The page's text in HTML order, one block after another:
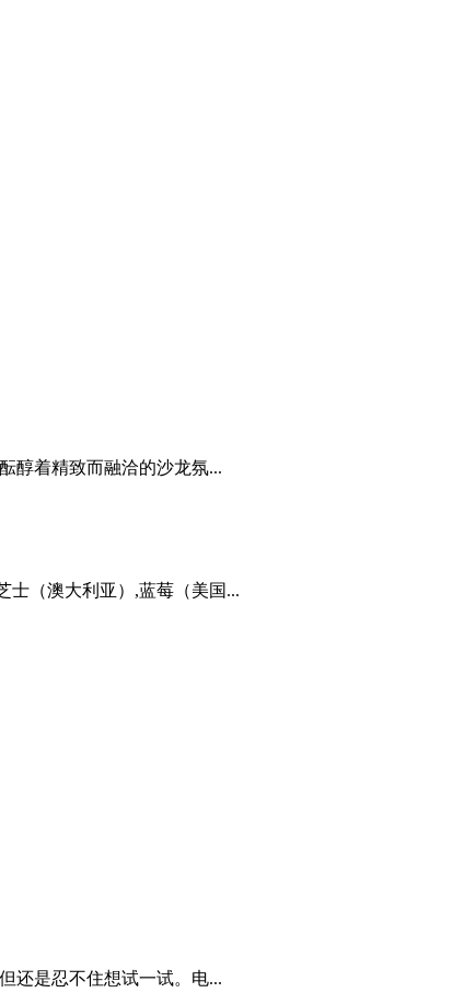
醇着精致而融洽的沙龙氛...
士（澳大利亚）,蓝莓（美国...
还是忍不住想试一试。电...